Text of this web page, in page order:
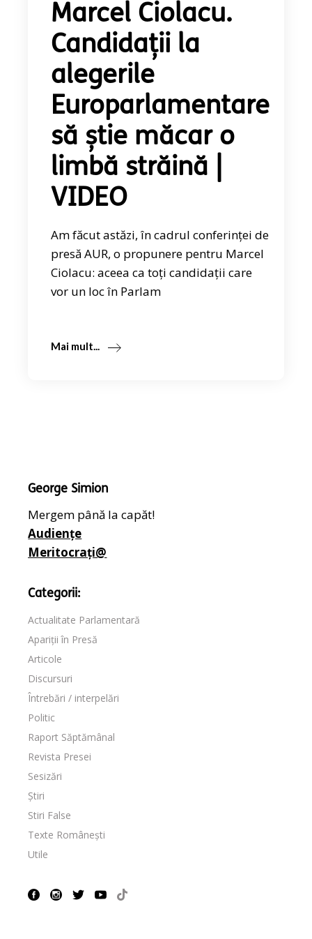
Marcel Ciolacu.
Candidații la
alegerile
Europarlamentare
să știe măcar o
limbă străină |
VIDEO
Am făcut astăzi, în cadrul conferinței de
presă AUR, o propunere pentru Marcel
Ciolacu: aceea ca toți candidații care
vor un loc în Parlam
Mai mult...
George Simion
Mergem până la capăt!
Audiențe
Meritocrați@
Categorii:
Actualitate Parlamentară
Apariții în Presă
Articole
Discursuri
Întrebări / interpelări
Politic
Raport Săptămânal
Revista Presei
Sesizări
Știri
Stiri False
Texte Românești
Utile